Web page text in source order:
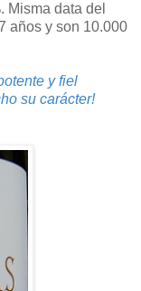
Misma data del
años y son 10.000
y fiel
su carácter!